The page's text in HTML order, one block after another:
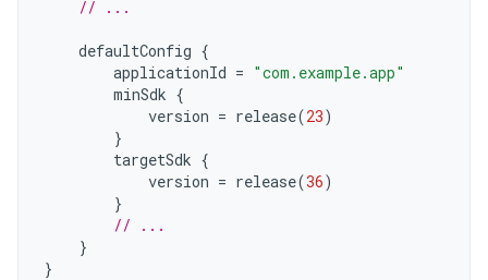
// ...
defaultConfig {
applicationId = "com.example.app"
minSdk {
version = release(23)
}
targetSdk {
version = release(36)
}
// ...
}
}